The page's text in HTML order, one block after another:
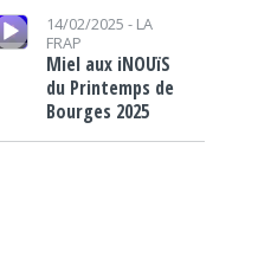
audio
14/02/2025 - LA
FRAP
Miel aux iNOUïS
du Printemps de
Bourges 2025